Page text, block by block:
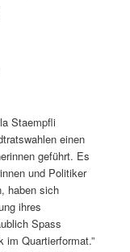
Staempfli
einen
geführt. Es
und Politiker
haben sich
ihres
Spass
im Quartierformat.”